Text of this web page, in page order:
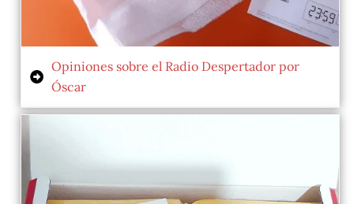
Opiniones sobre el Radio Despertador por
Óscar